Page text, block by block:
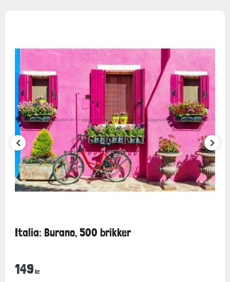
Italia: Burano, 500 brikker
149 kr.